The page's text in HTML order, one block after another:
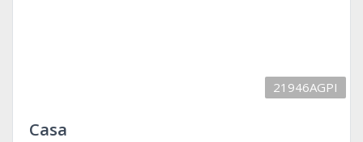
21946AGPI
Casa